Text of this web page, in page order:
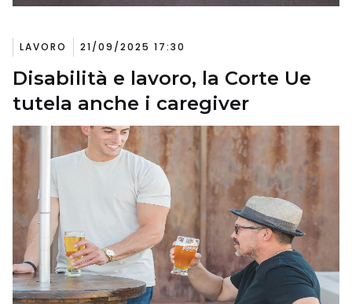
LAVORO 21/09/2025 17:30
Disabilità e lavoro, la Corte Ue
tutela anche i caregiver